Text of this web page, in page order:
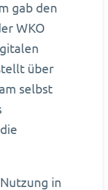
gab den
WKO
über
selbst
in